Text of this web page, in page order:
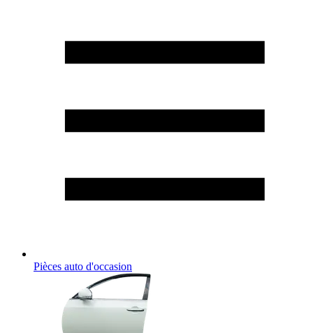
Pièces auto d'occasion